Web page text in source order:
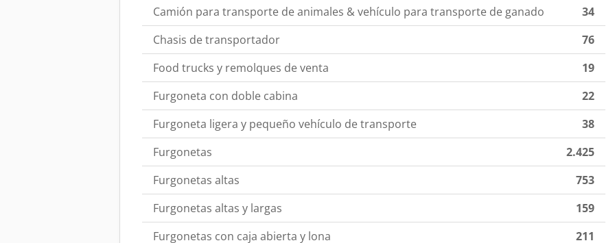
Camión para transporte de animales & vehículo para transporte de ganado
34
Chasis de transportador
76
Food trucks y remolques de venta
19
Furgoneta con doble cabina
22
Furgoneta ligera y pequeño vehículo de transporte
38
Furgonetas
2.425
Furgonetas altas
753
Furgonetas altas y largas
159
Furgonetas con caja abierta y lona
211